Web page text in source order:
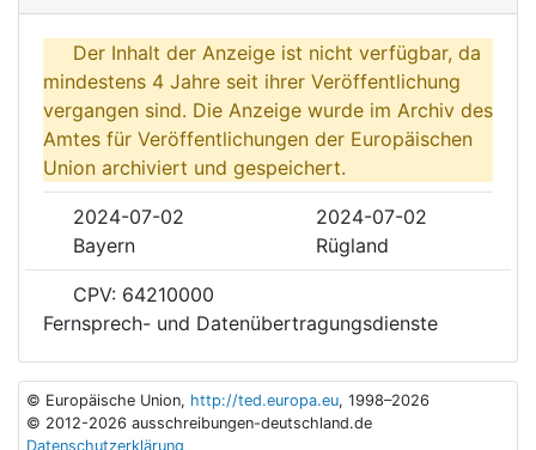
Der Inhalt der Anzeige ist nicht verfügbar, da
mindestens 4 Jahre seit ihrer Veröffentlichung
vergangen sind. Die Anzeige wurde im Archiv des
Amtes für Veröffentlichungen der Europäischen
Union archiviert und gespeichert.
2024-07-02
2024-07-02
Bayern
Rügland
CPV: 64210000
Fernsprech- und Datenübertragungsdienste
© Europäische Union, http://ted.europa.eu, 1998–2026
© 2012-2026 ausschreibungen-deutschland.de
Datenschutzerklärung